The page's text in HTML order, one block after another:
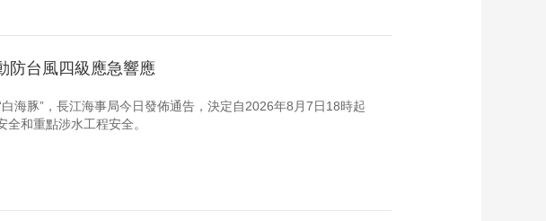
防台風四級應急響應
海豚”，長江海事局今日發佈通告，決定自2026年8月7日18時起
和重點涉水工程安全。